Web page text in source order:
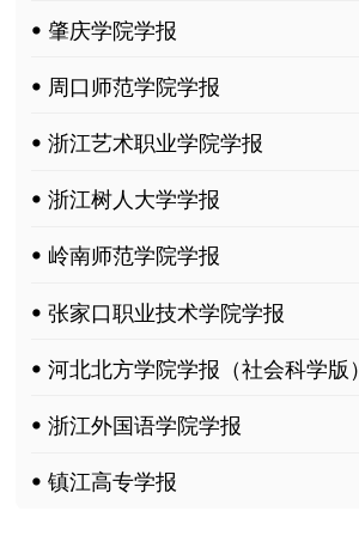
ꔷ 肇庆学院学报
ꔷ 周口师范学院学报
ꔷ 浙江艺术职业学院学报
ꔷ 浙江树人大学学报
ꔷ 岭南师范学院学报
ꔷ 张家口职业技术学院学报
ꔷ 河北北方学院学报（社会科学版）
ꔷ 浙江外国语学院学报
ꔷ 镇江高专学报